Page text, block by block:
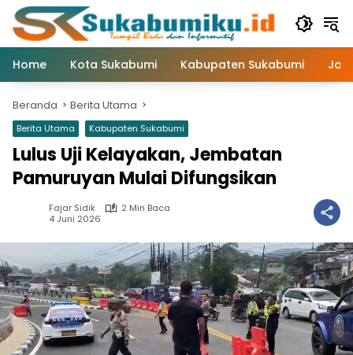
Langsung
konten
Home
Kota Sukabumi Kabupaten Sukabumi
Beranda Berita Utama
Berita Utama Kabupaten Sukabumi
Lulus Uji Kelayakan, Jembatan
Pamuruyan Mulai Difungsikan
Fajar Sidik
2 Min Baca
4 Juni 2026